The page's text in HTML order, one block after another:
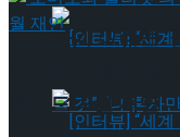
유가 그리는 ‘
로스드’ 9월 재연